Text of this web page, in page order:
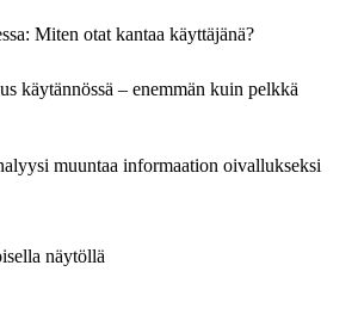
Miten otat kantaa käyttäjänä?
käytännössä – enemmän kuin pelkkä
muuntaa informaation oivallukseksi
näytöllä